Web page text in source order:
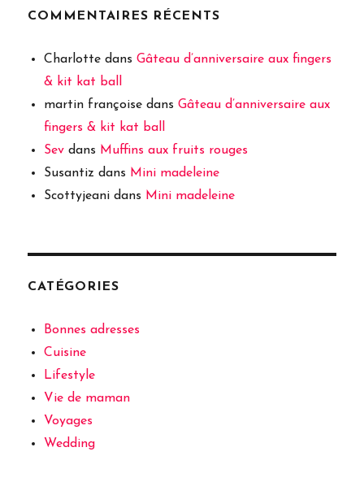
COMMENTAIRES RÉCENTS
Charlotte dansGâteau d’anniversaire aux fingers
& kit kat ball
martin françoise dansGâteau d’anniversaire aux
fingers & kit kat ball
Sev dans Muffins aux fruits rouges
Susantiz dans Mini madeleine
Scottyjeani dans Mini madeleine
CATÉGORIES
Bonnes adresses
Cuisine
Lifestyle
Vie de maman
Voyages
Wedding